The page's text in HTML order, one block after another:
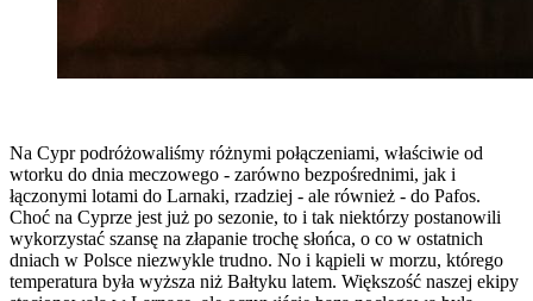
Na Cypr podróżowaliśmy różnymi połączeniami, właściwie od
wtorku do dnia meczowego - zarówno bezpośrednimi, jak i
łączonymi lotami do Larnaki, rzadziej - ale również - do Pafos.
Choć na Cyprze jest już po sezonie, to i tak niektórzy postanowili
wykorzystać szansę na złapanie trochę słońca, o co w ostatnich
dniach w Polsce niezwykle trudno. No i kąpieli w morzu, którego
temperatura była wyższa niż Bałtyku latem. Większość naszej ekipy